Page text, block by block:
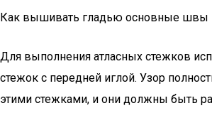
Как вышивать гладью основные швы
Для выполнения атласных стежков
стежок с передней иглой. Узор
этими стежками, и они должны быть